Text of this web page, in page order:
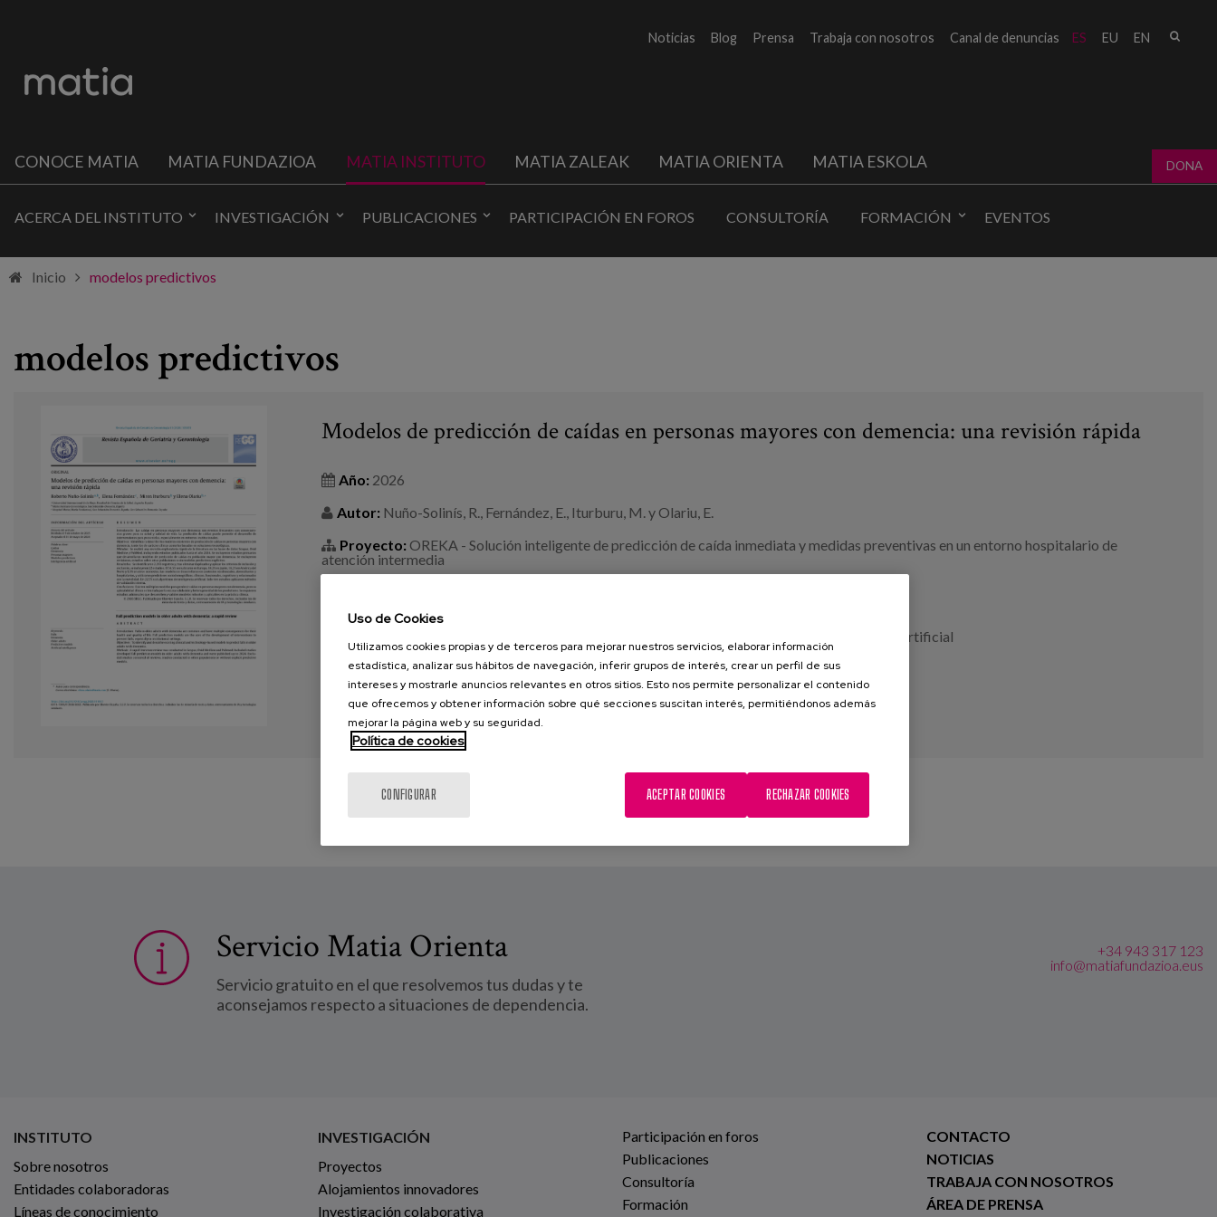
ES EU EN
Noticias Blog Prensa Trabaja con nosotros Canal de denuncias
CONOCE MATIA MATIA FUNDAZIOA MATIA INSTITUTO MATIA ZALEAK MATIA ORIENTA MATIA ESKOLA DONA
ACERCA DEL INSTITUTO INVESTIGACIÓN PUBLICACIONES PARTICIPACIÓN EN FOROS CONSULTORÍA FORMACIÓN EVENTOS
Inicio modelos predictivos
modelos predictivos
Modelos de predicción de caídas en personas mayores con demencia: una revisión rápida
Año: 2026
Autor: Nuño-Solinís, R., Fernández, E., Iturburu, M. y Olariu, E.
Proyecto: OREKA - Solución inteligente de predicción de caída inmediata y medidas preventivas en un entorno hospitalario de
atención intermedia
inteligencia artificial
VER MÁS
Servicio Matia Orienta
Servicio gratuito en el que resolvemos tus dudas y te
aconsejamos respecto a situaciones de dependencia.
+34 943 317 123
info@matiafundazioa.eus
INSTITUTO
Sobre nosotros
Entidades colaboradoras
Líneas de conocimiento
INVESTIGACIÓN
Proyectos
Alojamientos innovadores
Investigación colaborativa
Participación en foros
Publicaciones
Consultoría
Formación
CONTACTO
NOTICIAS
TRABAJA CON NOSOTROS
ÁREA DE PRENSA
Uso de Cookies
Utilizamos cookies propias y de terceros para mejorar nuestros servicios, elaborar información
estadística, analizar sus hábitos de navegación, inferir grupos de interés, crear un perfil de sus
intereses y mostrarle anuncios relevantes en otros sitios. Esto nos permite personalizar el contenido
que ofrecemos y obtener información sobre qué secciones suscitan interés, permitiéndonos además
mejorar la página web y su seguridad.
Política de cookies
CONFIGURAR RECHAZAR COOKIES
ACEPTAR COOKIES